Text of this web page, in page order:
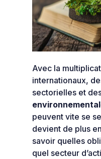
Avec la
internationaux,
sectorielles et
peuvent vite se
devient de plus
savoir quelles
quel secteur